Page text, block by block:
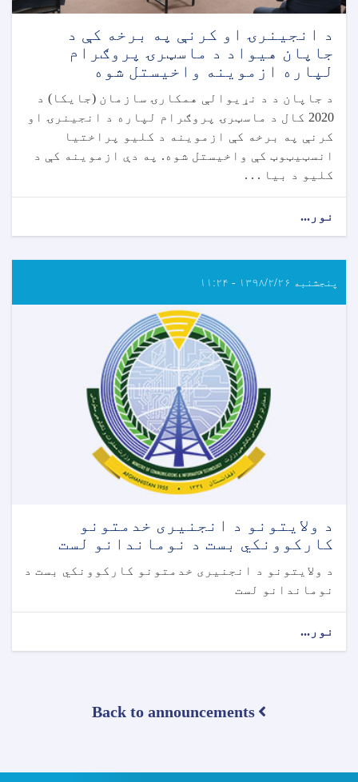
د انجينرۍ او کرنې په برخه کې د
جاپان هيواد د ماسټرۍ پروګرام
لپاره ازموينه واخيستل شوه
د جاپان د د نړيوالې همکارۍ سازمان (جايکا) د
2020 کال د ماسټرۍ پروګرام لپاره د انجينرۍ او
کرنې په برخه کې ازموينه د کليو پراختيا
انسټيټوټ کې واخيستل شوه. په دې ازموينه کې د
کليو د بيا . . .
نور...
پنجشنبه ۱۳۹۸/۲/۲۶ - ۱۱:۲۴
د ولایتونو د انجنیری خدمتونو
کارکوونکي بست د نوماندانو لست
د ولایتونو د انجنیری خدمتونو کارکوونکي بست د
نوماندانو لست
نور...
Back to announcements